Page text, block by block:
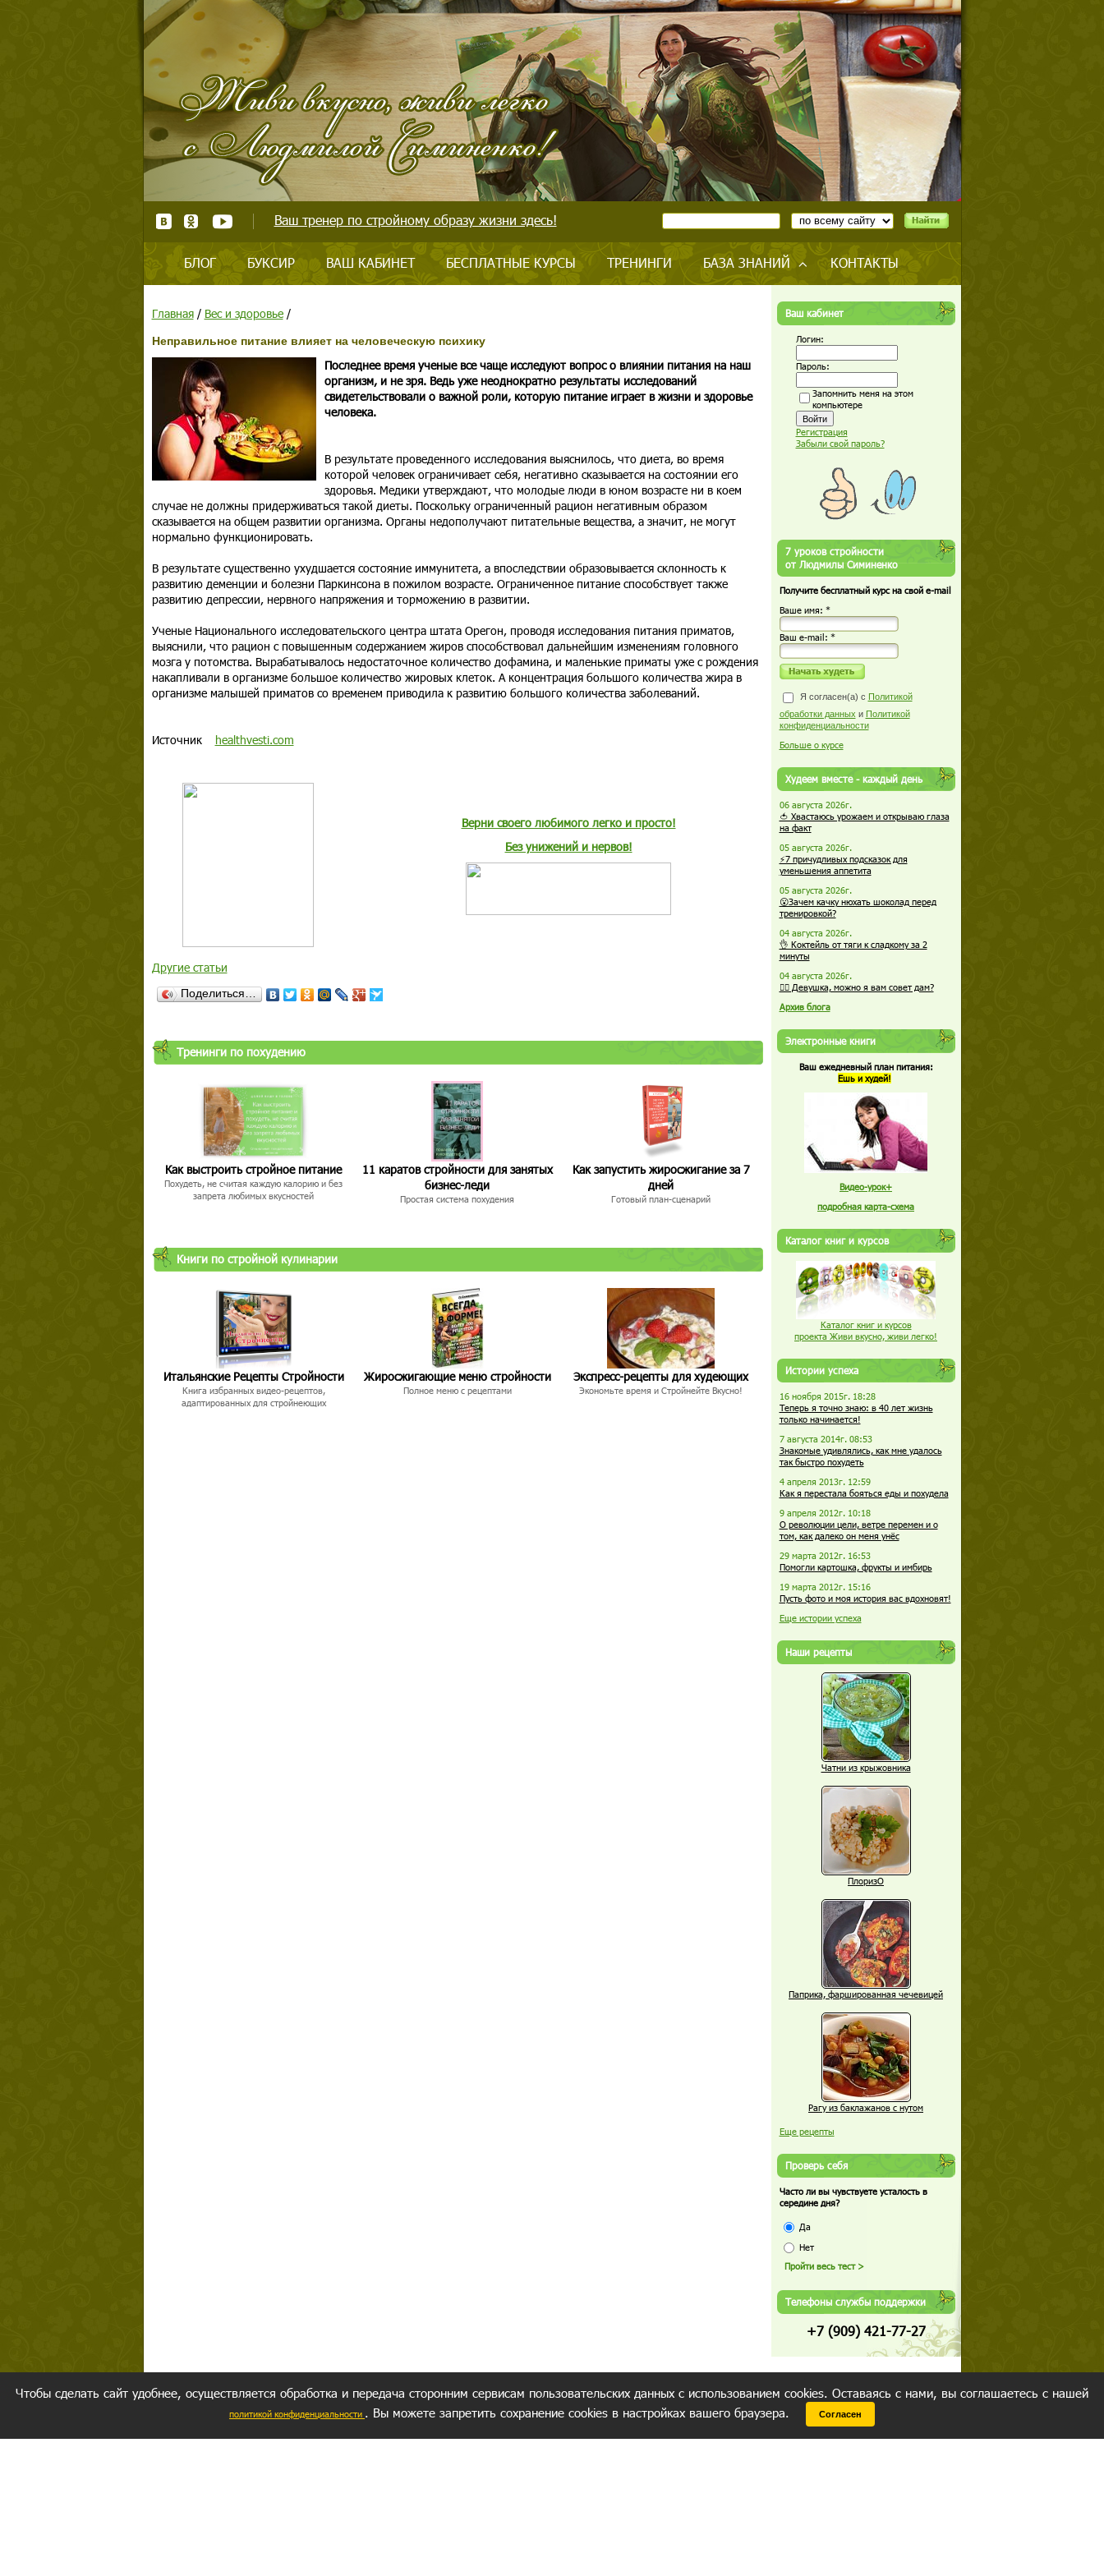
Ваш тренер по стройному образу жизни здесь!
БЛОГ БУКСИР ВАШ КАБИНЕТ БЕСПЛАТНЫЕ КУРСЫ ТРЕНИНГИ БАЗА ЗНАНИЙ КОНТАКТЫ
Главная/ Вес и здоровье/
Неправильное питание влияет на человеческую психику
Последнее время ученые все чаще исследуют вопрос о влиянии питания на наш
организм, и не зря. Ведь уже неоднократно результаты исследований
свидетельствовали о важной роли, которую питание играет в жизни и здоровье
человека.
В результате проведенного исследования выяснилось, что диета, во время
которой человек ограничивает себя, негативно сказывается на состоянии его
здоровья. Медики утверждают, что молодые люди в юном возрасте ни в коем
случае не должны придерживаться такой диеты. Поскольку ограниченный рацион негативным образом
сказывается на общем развитии организма. Органы недополучают питательные вещества, а значит, не могут
нормально функционировать.
В результате существенно ухудшается состояние иммунитета, а впоследствии образовывается склонность к
развитию деменции и болезни Паркинсона в пожилом возрасте. Ограниченное питание способствует также
развитию депрессии, нервного напряжения и торможению в развитии.
Ученые Национального исследовательского центра штата Орегон, проводя исследования питания приматов,
выяснили, что рацион с повышенным содержанием жиров способствовал дальнейшим изменениям головного
мозга у потомства. Вырабатывалось недостаточное количество дофамина, и маленькие приматы уже с рождения
накапливали в организме большое количество жировых клеток. А концентрация большого количества жира в
организме малышей приматов со временем приводила к развитию большого количества заболеваний.
Источник healthvesti.com
Верни своего любимого легко и просто!
Без унижений и нервов!
Другие статьи
Поделиться…
Тренинги по похудению
Как выстроить стройное питание
Похудеть, не считая каждую калорию и без
запрета любимых вкусностей
11 каратов стройности для занятых
бизнес-леди
Простая система похудения
Как запустить жиросжигание за 7
дней
Готовый план-сценарий
Книги по стройной кулинарии
Итальянские Рецепты Стройности
Книга избранных видео-рецептов,
адаптированных для стройнеющих
Жиросжигающие меню стройности
Полное меню с рецептами
Экспресс-рецепты для худеющих
Экономьте время и Стройнейте Вкусно!
Ваш кабинет
Логин:
Пароль:
Запомнить меня на этом
компьютере
Регистрация
Забыли свой пароль?
7 уроков стройности
от Людмилы Симиненко
Получите бесплатный курс на свой e-mail
Ваше имя: *
Ваш е-mail: *
Я согласен(а) с Политикой
обработки данных и Политикой
конфиденциальности
Больше о курсе
Худеем вместе - каждый день
06 августа 2026г.
🍅 Хвастаюсь урожаем и открываю глаза
на факт
05 августа 2026г.
⚡7 причудливых подсказок для
уменьшения аппетита
05 августа 2026г.
😮Зачем качку нюхать шоколад перед
тренировкой?
04 августа 2026г.
👌 Коктейль от тяги к сладкому за 2
минуты
04 августа 2026г.
🏋️‍♀️ Девушка, можно я вам совет дам?
Архив блога
Электронные книги
Ваш ежедневный план питания:
Ешь и худей!
Видео-урок+
подробная карта-схема
Каталог книг и курсов
Каталог книг и курсов
проекта Живи вкусно, живи легко!
Истории успеха
16 ноября 2015г. 18:28
Теперь я точно знаю: в 40 лет жизнь
только начинается!
7 августа 2014г. 08:53
Знакомые удивлялись, как мне удалось
так быстро похудеть
4 апреля 2013г. 12:59
Как я перестала бояться еды и похудела
9 апреля 2012г. 10:18
О революции цели, ветре перемен и о
том, как далеко он меня унёс
29 марта 2012г. 16:53
Помогли картошка, фрукты и имбирь
19 марта 2012г. 15:16
Пусть фото и моя история вас вдохновят!
Еще истории успеха
Наши рецепты
Чатни из крыжовника
ПлоризО
Паприка, фаршированная чечевицей
Рагу из баклажанов с нутом
Еще рецепты
Проверь себя
Часто ли вы чувствуете усталость в
середине дня?
Да
Нет
Телефоны службы поддержки
+7 (909) 421-77-27
Чтобы сделать сайт удобнее, осуществляется обработка и передача сторонним сервисам пользовательских данных с использованием cookies. Оставаясь с нами, вы соглашаетесь с нашей
политикой конфиденциальности . Вы можете запретить сохранение cookies в настройках вашего браузера. Согласен